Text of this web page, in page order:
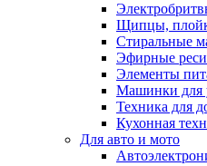
Щипцы,
Стиральные
Эфирные
Элементы
Машинки для
Техника для
Кухонная
Для авто и мото